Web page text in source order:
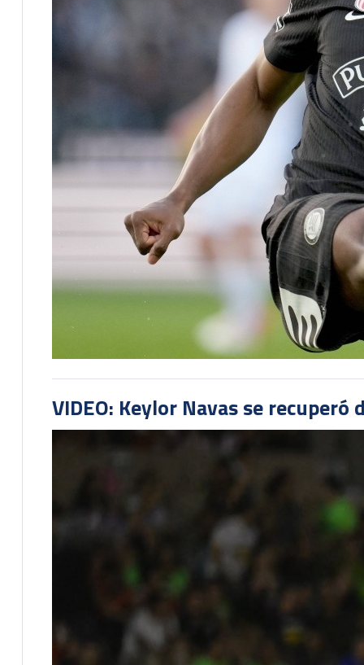
VIDEO: Keylor Navas se